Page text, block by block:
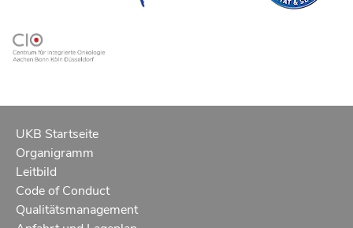
UKB Startseite
Organigramm
Leitbild
Code of Conduct
Qualitätsmanagement